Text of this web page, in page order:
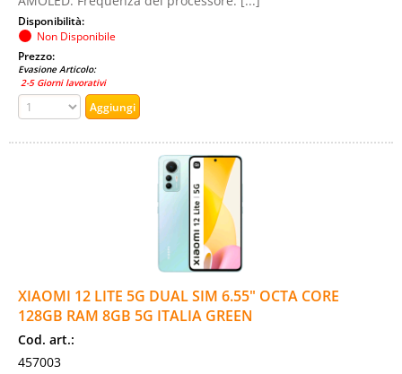
Disponibilità:
Non Disponibile
Prezzo:
Evasione Articolo:
2-5 Giorni lavorativi
XIAOMI 12 LITE 5G DUAL SIM 6.55" OCTA CORE
128GB RAM 8GB 5G ITALIA GREEN
Cod. art.:
457003